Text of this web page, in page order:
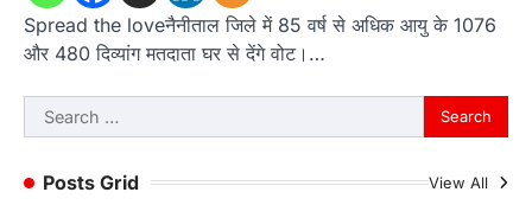
Spread the loveनैनीताल जिले में 85 वर्ष से अधिक आयु के 1076
और 480 दिव्यांग मतदाता घर से देंगे वोट।…
Search
for:
Posts Grid
View All